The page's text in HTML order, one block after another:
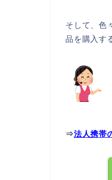
そして、色
品を購入す
⇒法人携帯